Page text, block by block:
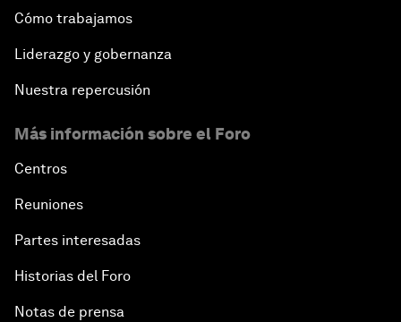
Cómo trabajamos
Liderazgo y gobernanza
Nuestra repercusión
Más información sobre el Foro
Centros
Reuniones
Partes interesadas
Historias del Foro
Notas de prensa